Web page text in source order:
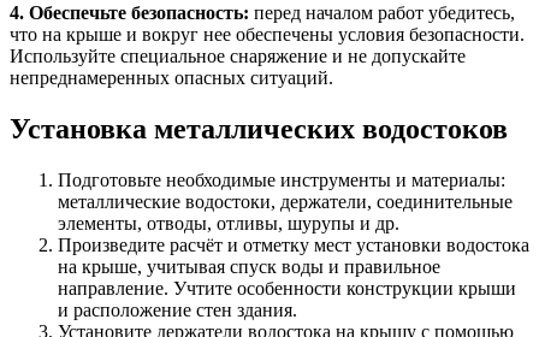
4. Обеспечьте безопасность: перед началом работ убедитесь,
что на крыше и вокруг нее обеспечены условия безопасности.
Используйте специальное снаряжение и не допускайте
непреднамеренных опасных ситуаций.
Установка металлических водостоков
Подготовьте необходимые инструменты и материалы:
металлические водостоки, держатели, соединительные
элементы, отводы, отливы, шурупы и др.
Произведите расчёт и отметку мест установки водостока
на крыше, учитывая спуск воды и правильное
направление. Учтите особенности конструкции крыши
и расположение стен здания.
Установите держатели водостока на крышу с помощью